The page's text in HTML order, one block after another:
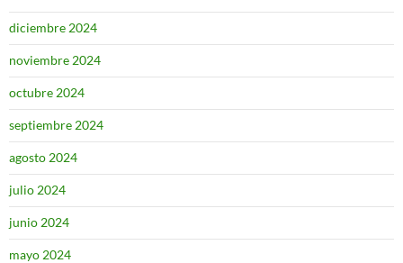
diciembre 2024
noviembre 2024
octubre 2024
septiembre 2024
agosto 2024
julio 2024
junio 2024
mayo 2024